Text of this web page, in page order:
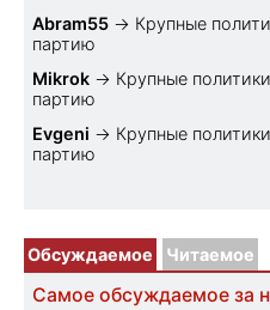
Abram55 → Крупные
партию
Mikrok → Крупные
партию
Evgeni → Крупные
партию
Обсуждаемое Читаемое
Самое обсуждаемое за